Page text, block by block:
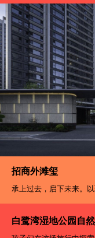
招商外滩玺
承上过去，启下未来。